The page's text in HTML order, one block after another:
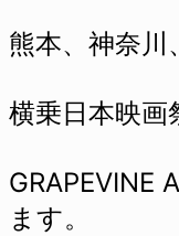
熊本、神奈川
横乗日本映画
GRAPEVINE
ます。